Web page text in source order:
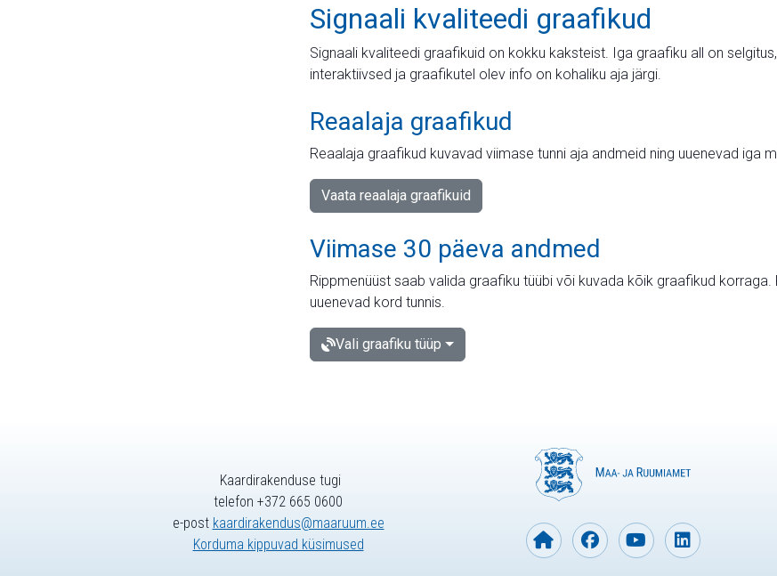
Signaali kvaliteedi graafikud
Signaali kvaliteedi graafikuid on kokku kaksteist. Iga graafiku all on
interaktiivsed ja graafikutel olev info on kohaliku aja järgi.
Reaalaja graafikud
Reaalaja graafikud kuvavad viimase tunni aja andmeid ning uuenevad iga
Vaata reaalaja graafikuid
Viimase 30 päeva andmed
Rippmenüüst saab valida graafiku tüübi või kuvada kõik graafikud
uuenevad kord tunnis.
Vali graafiku tüüp
Kaardirakenduse tugi
telefon +372 665 0600
e-post kaardirakendus@maaruum.ee
Korduma kippuvad küsimused